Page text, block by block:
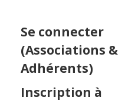
Se connecter
(Associations &
Adhérents)
Inscription à